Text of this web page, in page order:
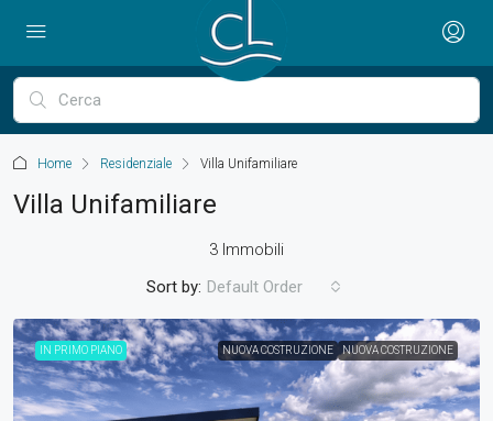
Home Residenziale Villa Unifamiliare
Villa Unifamiliare
3 Immobili
Sort by: Default Order
IN PRIMO PIANO NUOVA COSTRUZIONE NUOVA COSTRUZIONE